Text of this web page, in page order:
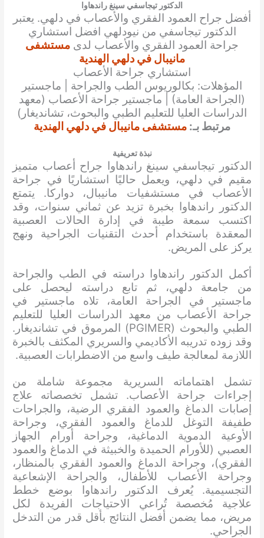
الدكتور تيجاسفي سينغ راندهاوا
أفضل جراح العمود الفقري والأعصاب في دلهي. يعتبر
الدكتورتيجاسفي من نيودلهي افضل استشاري
جراحة العمود الفقري والأعصاب لدى مستشفى
مانيبال في دلهي الهندية
استشاري جراحة الأعصاب
المؤهلات: بكالوريوس الطب والجراحة | ماجستير
(الجراحة العامة) | ماجستير جراحة الأعصاب (معهد
الدراسات العليا للتعليم الطبي والبحوث، تشانديغار)
مرتبط بـ: مستشفى مانيبال في دلهي الهندية
نبذة تعريفية
الدكتور تيجاسفي سينغ راندهاوا جراح أعصاب متميز
مقيم في دلهي، ويعمل حاليًا استشاريًا في جراحة
الأعصاب في مستشفيات مانيبال، دواركا. يتمتع
الدكتور راندهاوا بخبرة تزيد عن ثماني سنوات، وقد
اكتسب سمعة طيبة في إدارة الحالات العصبية
المعقدة باستخدام أحدث التقنيات الجراحية ونهج
يركز على المريض.
أكمل الدكتور راندهاوا دراسته في الطب والجراحة
من جامعة دلهي، ثم تابع دراسته ليحصل على
ماجستير في الجراحة العامة، تلاه ماجستير في
جراحة الأعصاب من معهد الدراسات العليا للتعليم
الطبي والبحوث (PGIMER) المرموق في تشانديغار.
وقد زوده تدريبه الأكاديمي والسريري المكثف بالخبرة
اللازمة لمعالجة طيف واسع من الاضطرابات العصبية.
تشمل اهتماماته السريرية مجموعة شاملة من
إجراءات جراحة الأعصاب. تشمل تخصصاته علاج
إصابات الدماغ والعمود الفقري الرضية، والجراحات
طفيفة التوغل للدماغ والعمود الفقري، وجراحة
الأوعية الدموية الدماغية، وجراحة أورام الجهاز
العصبي (للأورام الحميدة والخبيثة في الدماغ والعمود
الفقري)، وجراحة الدماغ والعمود الفقري بالمنظار،
وجراحة الأعصاب للأطفال، والجراحة الإشعاعية
التجسيمية. يُعرف الدكتور راندهاوا بوضع خطط
علاجية مُخصصة تُراعي الاحتياجات الفريدة لكل
مريض، مما يضمن أفضل النتائج بأقل قدر من التدخل
الجراحي.